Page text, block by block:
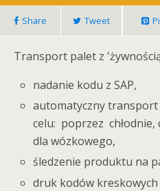
Share Tweet
Transport palet z
nadanie kodu z SAP,
automatyczny
celu: poprzez chłodnie,
dla wózkowego,
śledzenie produktu na
druk kodów